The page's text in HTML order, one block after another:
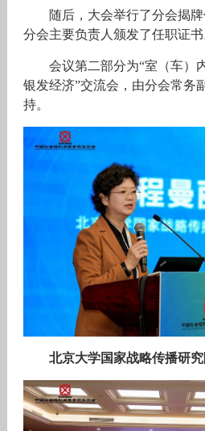
随后，大会举行了分会揭
分会主要负责人颁发了任职证书
会议第二部分为“室（车）
银发经济”交流会，由分会常务
持。
北京大学国家战略传播研